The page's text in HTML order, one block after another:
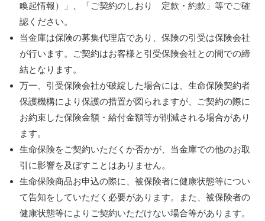
喚起情報）」、「ご契約のしおり 定款・約款」等でご確
認ください。
当金庫は保険の募集代理店であり、保険の引受は保険会社
が行います。ご契約はお客様と引受保険会社との間での締
結となります。
万一、引受保険会社が破綻した場合には、生命保険契約者
保護機構により保護の措置が図られますが、ご契約の際に
お約束した保険金額・給付金額等が削減される場合があり
ます。
生命保険をご契約いただくか否かが、当金庫での他のお取
引に影響を及ぼすことはありません。
生命保険商品お申込の際に、被保険者に健康状態等につい
て告知をしていただく必要があります。また、被保険者の
健康状態等によりご契約いただけない場合等があります。